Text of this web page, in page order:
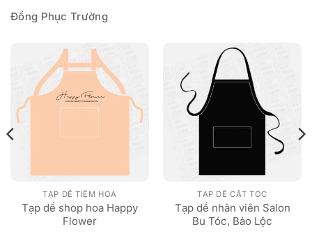
Đồng Phục Trường
TẠP DỀ TIỆM HOA
Tạp dề shop hoa Happy
Flower
TẠP DỀ CẮT TÓC
Tạp dề nhân viên Salon
Bu Tóc, Bảo Lộc